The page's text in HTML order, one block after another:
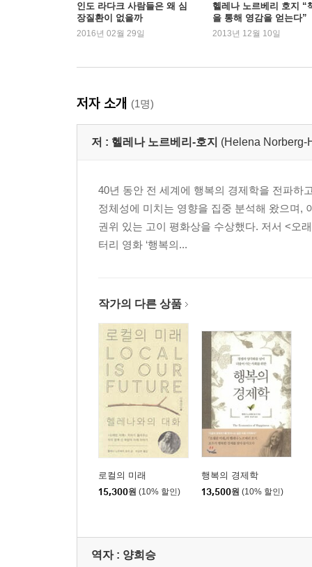
인도 라다크 사람들은 왜 심
장질환이 없을까
2016년 02월 29일
헬레나 노르베리 호지 “
을 통해 영감을 얻는다”
2013년 12월 10일
저자 소개 (1명)
저 : 헬레나 노르베리-호지 (Helena Norberg-
40년 동안 전 세계에 행복의 경제학을 전파하
정체성에 미치는 영향을 집중 분석해 왔으며,
권위 있는 고이 평화상을 수상했다. 저서 <오
터리 영화 ‘행복의...
작가의 다른 상품
로컬의 미래
15,300원 (10% 할인)
행복의 경제학
13,500원 (10% 할인)
역자 : 양희승